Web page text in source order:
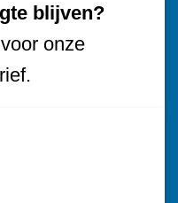
blijven?
onze